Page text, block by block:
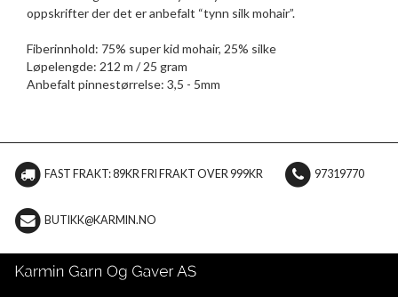
oppskrifter der det er anbefalt “tynn silk mohair”.
Fiberinnhold: 75% super kid mohair, 25% silke
Løpelengde: 212 m / 25 gram
Anbefalt pinnestørrelse: 3,5 - 5mm
FAST FRAKT: 89KR FRI FRAKT OVER 999KR 97319770
BUTIKK@KARMIN.NO